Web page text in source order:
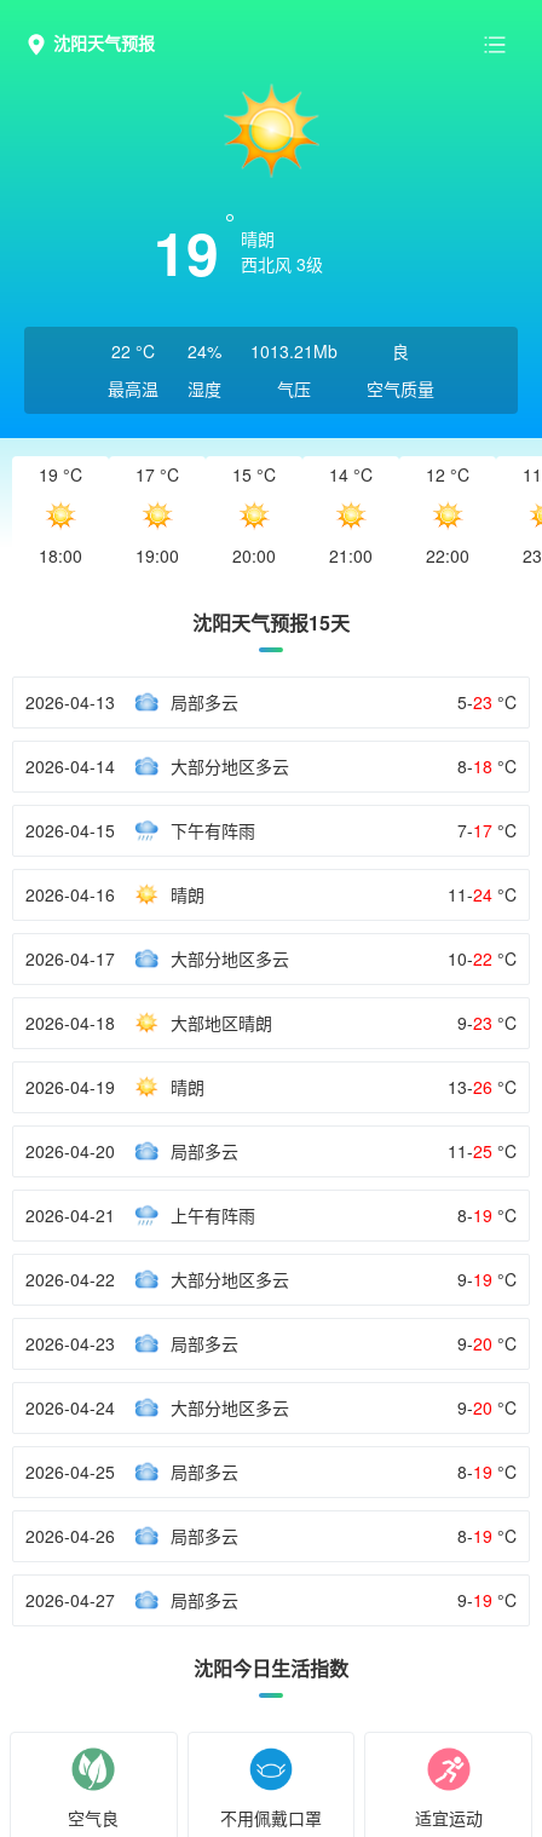
沈阳天气预报
19
晴朗
西北风 3级
22 °C
最高温
24%
湿度
1013.21Mb
气压
良
空气质量
19 °C
18:00
17 °C
19:00
15 °C
20:00
14 °C
21:00
12 °C
22:00
沈阳天气预报15天
2026-04-13 局部多云 5-23 °C
2026-04-14 大部分地区多云 8-18 °C
2026-04-15 下午有阵雨 7-17 °C
2026-04-16 晴朗 11-24 °C
2026-04-17 大部分地区多云 10-22 °C
2026-04-18 大部地区晴朗 9-23 °C
2026-04-19 晴朗 13-26 °C
2026-04-20 局部多云 11-25 °C
2026-04-21 上午有阵雨 8-19 °C
2026-04-22 大部分地区多云 9-19 °C
2026-04-23 局部多云 9-20 °C
2026-04-24 大部分地区多云 9-20 °C
2026-04-25 局部多云 8-19 °C
2026-04-26 局部多云 8-19 °C
2026-04-27 局部多云 9-19 °C
沈阳今日生活指数
空气良 不用佩戴口罩 适宜运动